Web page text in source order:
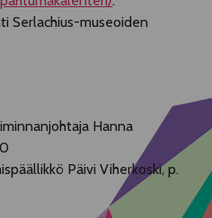
Serlachius-museoiden
Hanna
Päivi Viherkoski, p.